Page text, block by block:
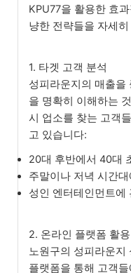
KPU77을 활용한 효
냥한 전략들을 자세
1. 타겟 고객 분석
성피라운지의 매출을
을 명확히 이해하는
시 업소를 찾는 고객
고 있습니다:
20대 후반에서 40대
주말이나 저녁 시간
성인 엔터테인먼트에
2. 온라인 플랫폼 활용
노원구의 성피라운지
플랫폼을 통해 고객